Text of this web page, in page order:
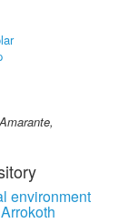
environment